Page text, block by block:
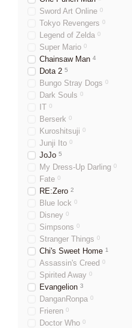
Sword Art Online 0
Tokyo Revengers 0
Legend of Zelda 0
Super Mario 0
Chainsaw Man 4
Dota 2 5
Bungo Stray Dogs 0
Dark Souls 0
IT 0
Berserk 0
Kuroshitsuji 0
Junji Ito 0
JoJo 5
My Dress-Up Darling 0
Fate 0
RE:Zero 2
Blue lock 0
Disney 0
Simpsons 0
Stranger Things 0
Chi's Sweet Home 1
Assassin's Creed 0
Spirited Away 0
Evangelion 3
DanganRonpa 0
Frieren 0
Doctor Who 0